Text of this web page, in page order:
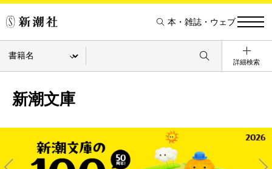
本・雑誌・ウェブ
詳細検索
新潮文庫